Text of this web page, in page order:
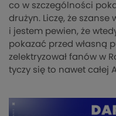
co w szczególności
drużyn. Liczę, że
i jestem pewien, że
pokazać przed własną
zelektryzował fanów w
tyczy się to nawet całej